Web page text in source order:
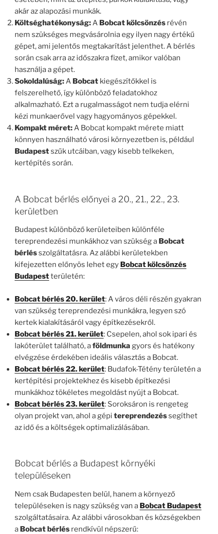
akár az alapozási munkák.
Költséghatékonyság:A Bobcat kölcsönzés révén
nem szükséges megvásárolnia egy ilyen nagy értékű
gépet, ami jelentős megtakarítást jelenthet. A bérlés
során csak arra az időszakra fizet, amikor valóban
használja a gépet.
Sokoldalúság:A Bobcat kiegészítőkkel is
felszerelhető, így különböző feladatokhoz
alkalmazható. Ezt a rugalmasságot nem tudja elérni
kézi munkaerővel vagy hagyományos gépekkel.
Kompakt méret:A Bobcat kompakt mérete miatt
könnyen használható városi környezetben is, például
Budapestszűk utcáiban, vagy kisebb telkeken,
kertépítés során.
A Bobcat bérlés előnyei a 20., 21., 22., 23.
kerületben
Budapest különböző kerületeiben különféle
tereprendezési munkákhoz van szükség a Bobcat
bérlésszolgáltatásra. Az alábbi kerületekben
kifejezetten előnyös lehet egy Bobcat kölcsönzés
Budapestterületén:
Bobcat bérlés 20. kerület: A város déli részén gyakran
van szükség tereprendezési munkákra, legyen szó
kertek kialakításáról vagy építkezésekről.
Bobcat bérlés 21. kerület: Csepelen, ahol sok ipari és
lakóterület található, aföldmunka gyors és hatékony
elvégzése érdekében ideális választás a Bobcat.
Bobcat bérlés 22. kerület: Budafok-Tétény területén a
kertépítési projektekhez és kisebb építkezési
munkákhoz tökéletes megoldást nyújt a Bobcat.
Bobcat bérlés 23. kerület: Soroksáron is rengeteg
olyan projekt van, ahol a gépi tereprendezéssegíthet
az idő és a költségek optimalizálásában.
Bobcat bérlés a Budapest környéki
településeken
Nem csak Budapesten belül, hanem a környező
településeken is nagy szükség van a Bobcat Budapest
szolgáltatásaira. Az alábbi városokban és községekben
a Bobcat bérlés rendkívül népszerű: